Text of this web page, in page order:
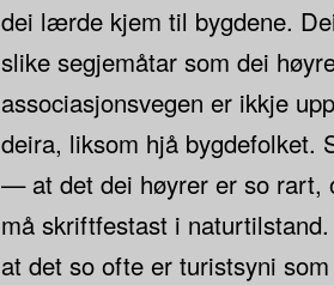
dei lærde kjem til bygdene.
slike segjemåtar som dei
associasjonsvegen er ikkje
deira, liksom hjå bygdefolket.
— at det dei høyrer er so rart,
må skriftfestast i
at det so ofte er turistsyni